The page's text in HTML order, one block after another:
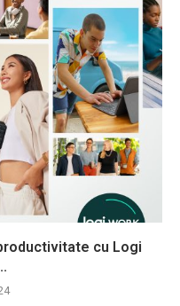
cu Logi